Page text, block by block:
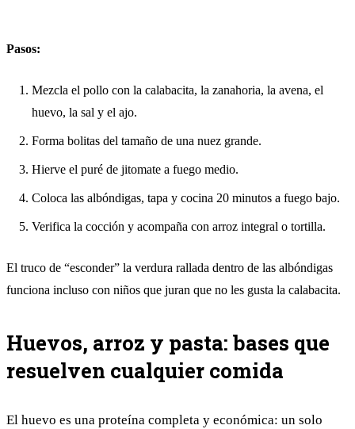
Pasos:
Mezcla el pollo con la calabacita, la zanahoria, la avena, el
huevo, la sal y el ajo.
Forma bolitas del tamaño de una nuez grande.
Hierve el puré de jitomate a fuego medio.
Coloca las albóndigas, tapa y cocina 20 minutos a fuego bajo.
Verifica la cocción y acompaña con arroz integral o tortilla.
El truco de “esconder” la verdura rallada dentro de las albóndigas
funciona incluso con niños que juran que no les gusta la calabacita.
Huevos, arroz y pasta: bases que
resuelven cualquier comida
El huevo es una proteína completa y económica: un solo